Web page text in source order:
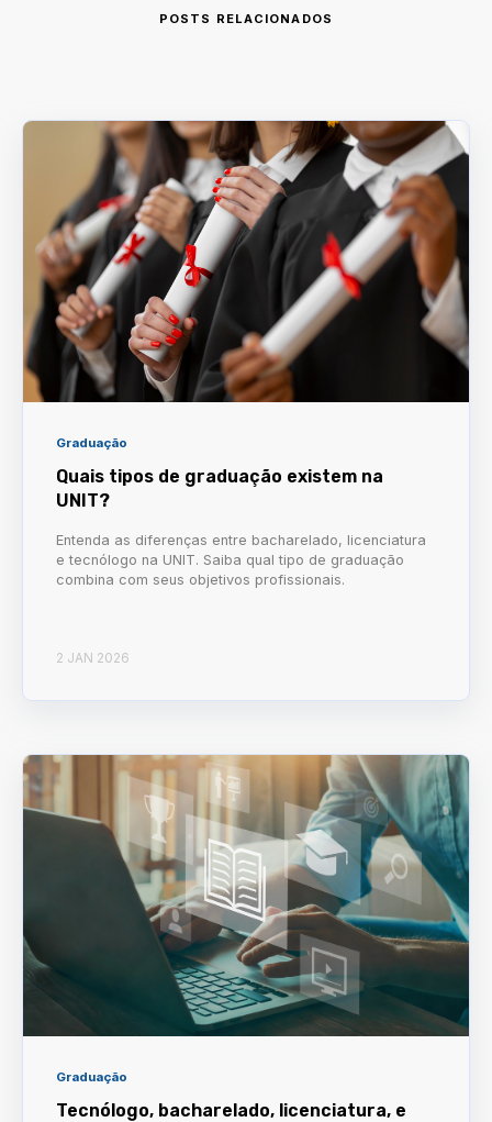
POSTS RELACIONADOS
Graduação
Quais tipos de graduação existem na
UNIT?
Entenda as diferenças entre bacharelado, licenciatura
e tecnólogo na UNIT. Saiba qual tipo de graduação
combina com seus objetivos profissionais.
2 JAN 2026
Graduação
Tecnólogo, bacharelado, licenciatura, e